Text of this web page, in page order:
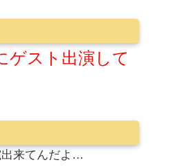
ゲスト出演して
出来てんだよ…